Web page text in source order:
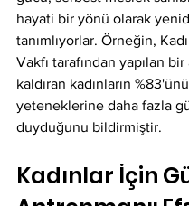
hayati bir yönü olarak
tanımlıyorlar. Örneğin,
Vakfı tarafından yapılan bir
kaldıran kadınların
yeteneklerine daha fazla
duyduğunu bildirmiştir.
Kadınlar İçin